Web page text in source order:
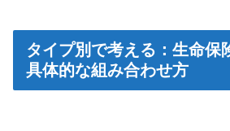
タイプ別で考える：生命保
具体的な組み合わせ方